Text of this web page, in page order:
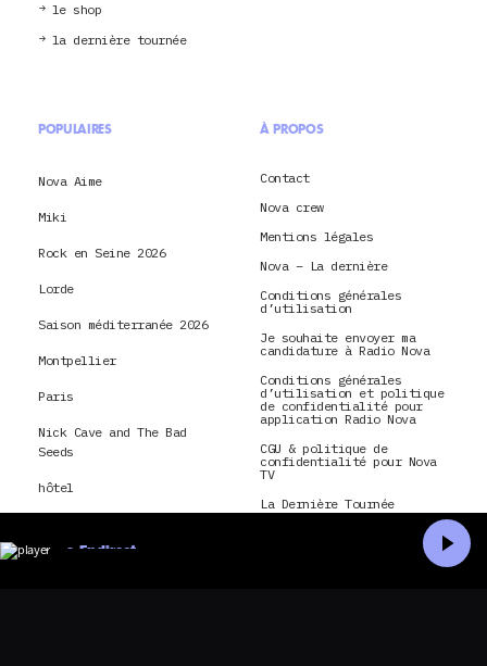
le shop
la dernière tournée
POPULAIRES
Nova Aime
Miki
Rock en Seine 2026
Lorde
Saison méditerranée 2026
Montpellier
Paris
Nick Cave and The Bad
Seeds
hôtel
À PROPOS
Contact
Nova crew
Mentions légales
Nova – La dernière
Conditions générales
d’utilisation
Je souhaite envoyer ma
candidature à Radio Nova
Conditions générales
d’utilisation et politique
de confidentialité pour
application Radio Nova
CGU & politique de
confidentialité pour Nova
TV
La Dernière Tournée
En direct